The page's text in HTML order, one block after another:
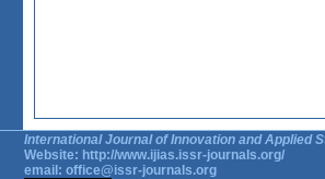
International Journal of Innovation and Applied
Website: http://www.ijias.issr-journals.org/
email: office@issr-journals.org